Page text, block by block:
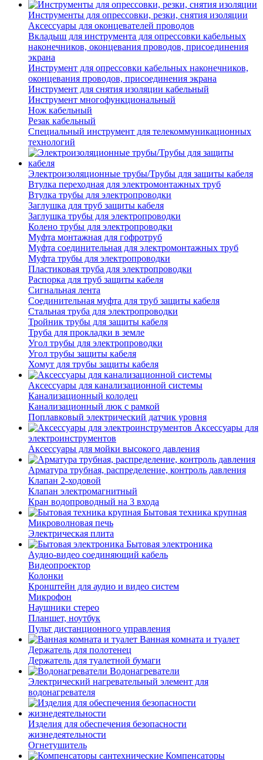
Инструменты для опрессовки, резки, снятия изоляции
Аксессуары для оконцевателей проводов
Вкладыш для инструмента для опрессовки кабельных
наконечников, оконцевания проводов, присоединения
экрана
Инструмент для опрессовки кабельных наконечников,
оконцевания проводов, присоединения экрана
Инструмент для снятия изоляции кабельный
Инструмент многофункциональный
Нож кабельный
Резак кабельный
Специальный инструмент для телекоммуникационных
технологий
Электроизоляционные трубы/Трубы для защиты кабеля
Втулка переходная для электромонтажных труб
Втулка трубы для электропроводки
Заглушка для труб защиты кабеля
Заглушка трубы для электропроводки
Колено трубы для электропроводки
Муфта монтажная для гофротруб
Муфта соединительная для электромонтажных труб
Муфта трубы для электропроводки
Пластиковая труба для электропроводки
Распорка для труб защиты кабеля
Сигнальная лента
Соединительная муфта для труб защиты кабеля
Стальная труба для электропроводки
Тройник трубы для защиты кабеля
Труба для прокладки в земле
Угол трубы для электропроводки
Угол трубы защиты кабеля
Хомут для трубы защиты кабеля
Аксессуары для канализационной системы
Канализационный колодец
Канализационный люк с рамкой
Поплавковый электрический датчик уровня
Аксессуары для
электроинструментов
Аксессуары для мойки высокого давления
Арматура трубная, распределение, контроль давления
Клапан 2-ходовой
Клапан электромагнитный
Кран водопроводный на 3 входа
Бытовая техника крупная
Микроволновая печь
Электрическая плита
Бытовая электроника
Аудио-видео соединяющий кабель
Видеопроектор
Колонки
Кронштейн для аудио и видео систем
Микрофон
Наушники стерео
Планшет, ноутбук
Пульт дистанционного управления
Ванная комната и туалет
Держатель для полотенец
Держатель для туалетной бумаги
Водонагреватели
Электрический нагревательный элемент для
водонагревателя
Изделия для обеспечения безопасности
жизнедеятельности
Огнетушитель
Компенсаторы